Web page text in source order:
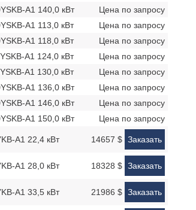
A1 140,0 кВт
Цена по запросу
A1 113,0 кВт
Цена по запросу
A1 118,0 кВт
Цена по запросу
A1 124,0 кВт
Цена по запросу
A1 130,0 кВт
Цена по запросу
A1 136,0 кВт
Цена по запросу
A1 146,0 кВт
Цена по запросу
A1 150,0 кВт
Цена по запросу
A1 22,4 кВт 14657 $ Заказать
A1 28,0 кВт 18328 $ Заказать
A1 33,5 кВт 21986 $ Заказать